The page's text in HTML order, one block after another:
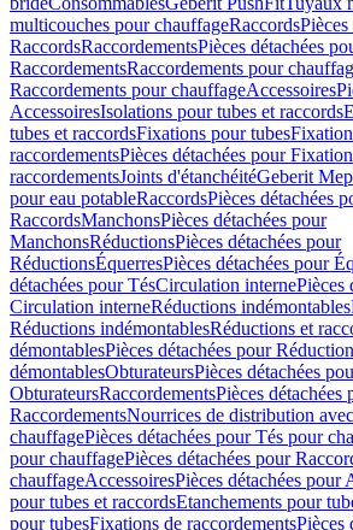
multicouches pour chauffageRaccords
RaccordsRaccordementsPièces détachées
RaccordementsRaccordements pour
Raccordements pour chauffageAccessoires
AccessoiresIsolations pour tubes et raccords
tubes et raccordsFixations pour tubes
raccordementsPièces détachées pour
raccordementsJoints d'étanchéitéGeberit
pour eau potableRaccordsPièces détachées
RaccordsManchonsPièces détachées pour
ManchonsRéductionsPièces détachées pour
RéductionsÉquerresPièces détachées pour
détachées pour TésCirculation internePièces
Circulation interneRéductions indémontables
Réductions indémontablesRéductions et
démontablesPièces détachées pour
démontablesObturateursPièces détachées
ObturateursRaccordementsPièces détachées
RaccordementsNourrices de distribution
chauffagePièces détachées pour Tés pour
pour chauffagePièces détachées pour
chauffageAccessoiresPièces détachées pour
pour tubes et raccordsEtanchements pour
pour tubesFixations de raccordementsPièces